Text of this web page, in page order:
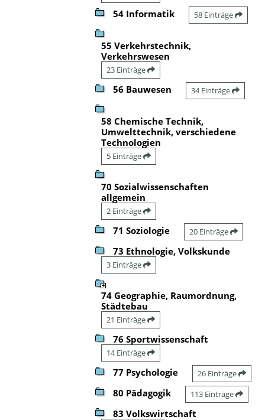
54 Informatik 58 Einträge
55 Verkehrstechnik,
Verkehrswesen
23 Einträge
56 Bauwesen 34 Einträge
58 Chemische Technik,
Umwelttechnik, verschiedene
Technologien
5 Einträge
70 Sozialwissenschaften
allgemein
2 Einträge
71 Soziologie 20 Einträge
73 Ethnologie, Volkskunde
3 Einträge
74 Geographie, Raumordnung,
Städtebau
21 Einträge
76 Sportwissenschaft
14 Einträge
77 Psychologie 26 Einträge
80 Pädagogik 113 Einträge
83 Volkswirtschaft